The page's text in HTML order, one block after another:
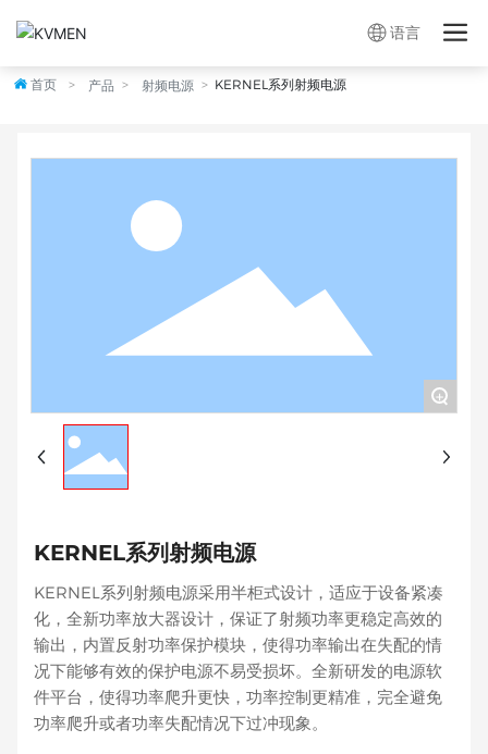
语言
首页 产品 射频电源 KERNEL系列射频电源
+
KERNEL系列射频电源
KERNEL系列射频电源采用半柜式设计，适应于设备紧凑
化，全新功率放大器设计，保证了射频功率更稳定高效的
输出，内置反射功率保护模块，使得功率输出在失配的情
况下能够有效的保护电源不易受损坏。全新研发的电源软
件平台，使得功率爬升更快，功率控制更精准，完全避免
功率爬升或者功率失配情况下过冲现象。